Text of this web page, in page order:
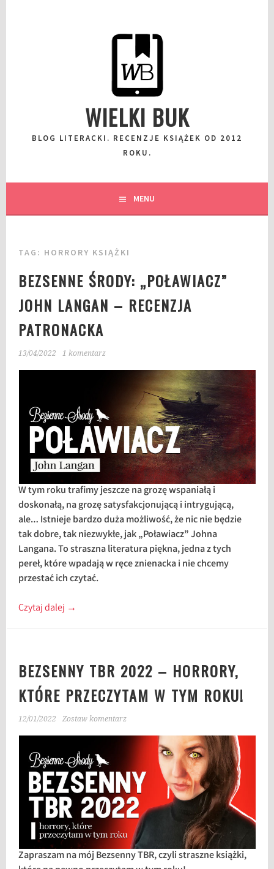
WIELKI BUK
BLOG LITERACKI. RECENZJE KSIĄŻEK OD 2012
ROKU.
MENU
TAG: HORRORY KSIĄŻKI
BEZSENNE ŚRODY: „POŁAWIACZ”
JOHN LANGAN – RECENZJA
PATRONACKA
13/04/2022 1 komentarz
W tym roku trafimy jeszcze na grozę wspaniałą i
doskonałą, na grozę satysfakcjonującą i intrygującą,
ale… Istnieje bardzo duża możliwość, że nic nie będzie
tak dobre, tak niezwykłe, jak „Poławiacz” Johna
Langana. To straszna literatura piękna, jedna z tych
pereł, które wpadają w ręce znienacka i nie chcemy
przestać ich czytać.
Czytaj dalej →
BEZSENNY TBR 2022 – HORRORY,
KTÓRE PRZECZYTAM W TYM ROKU!
12/01/2022 Zostaw komentarz
Zapraszam na mój Bezsenny TBR, czyli straszne książki,